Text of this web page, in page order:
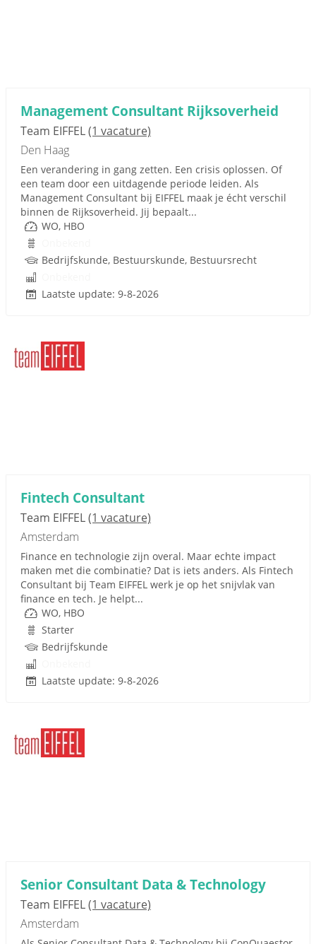
Management Consultant Rijksoverheid
Team EIFFEL(1 vacature)
Den Haag
Een verandering in gang zetten. Een crisis oplossen. Of
een team door een uitdagende periode leiden. Als
Management Consultant bij EIFFEL maak je écht verschil
binnen de Rijksoverheid. Jij bepaalt...
WO, HBO
Bedrijfskunde, Bestuurskunde, Bestuursrecht
Laatste update: 9-8-2026
Fintech Consultant
Team EIFFEL(1 vacature)
Amsterdam
Finance en technologie zijn overal. Maar echte impact
maken met die combinatie? Dat is iets anders. Als Fintech
Consultant bij Team EIFFEL werk je op het snijvlak van
finance en tech. Je helpt...
WO, HBO
Starter
Bedrijfskunde
Laatste update: 9-8-2026
Senior Consultant Data & Technology
Team EIFFEL(1 vacature)
Amsterdam